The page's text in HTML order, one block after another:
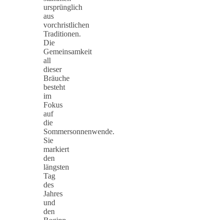
ursprünglich
aus
vorchristlichen
Traditionen.
Die
Gemeinsamkeit
all
dieser
Bräuche
besteht
im
Fokus
auf
die
Sommersonnenwende.
Sie
markiert
den
längsten
Tag
des
Jahres
und
den